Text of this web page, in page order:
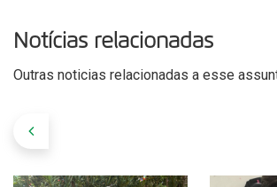
Notícias relacionadas
Outras noticias relacionadas a esse